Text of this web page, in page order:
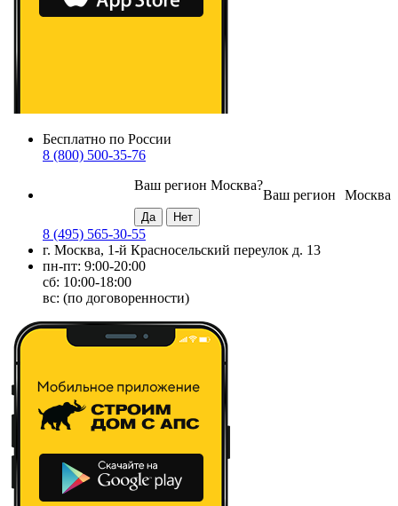
Бесплатно по России
8 (800) 500-35-76
Москва
Ваш регион
Ваш регион Москва?
8 (495) 565-30-55
г. Москва, 1-й Красносельский переулок д. 13
пн-пт: 9:00-20:00
сб: 10:00-18:00
вс: (по договоренности)